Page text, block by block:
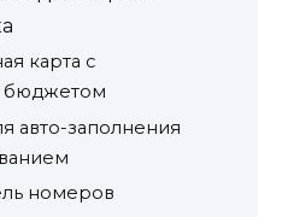
карта с
бюджетом
авто-заполнения
номеров